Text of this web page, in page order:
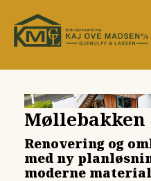
Møllebakken
Renovering og
med ny
moderne